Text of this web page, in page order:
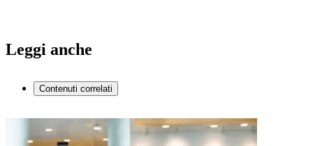
Leggi anche
Contenuti correlati